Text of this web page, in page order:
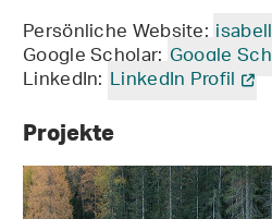
Persönliche Website:
Google Scholar: Google
LinkedIn: LinkedIn Profil
Projekte